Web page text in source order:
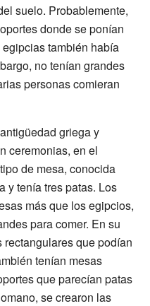
suelo. Probablemente,
donde se ponían
también había
no tenían grandes
personas comieran
griega y
ceremonias, en el
de mesa, conocida
y tenía tres patas. Los
más que los egipcios,
para comer. En su
que podían
tenían mesas
que parecían patas
se crearon las